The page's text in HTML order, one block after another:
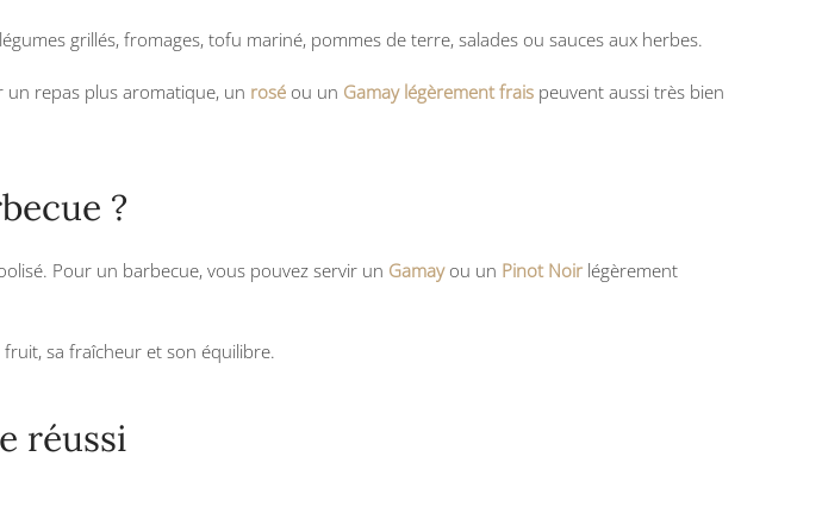
grillés, fromages, tofu mariné, pommes de terre, salades ou sauces aux herbes.
repas plus aromatique, un rosé ou un Gamay légèrement frais peuvent aussi très bien
?
Pour un barbecue, vous pouvez servir un Gamayou un Pinot Noir légèrement
sa fraîcheur et son équilibre.
réussi